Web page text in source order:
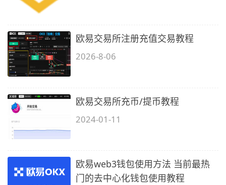
欧易交易所注册充值交易教程
2026-8-06
欧易交易所充币/提币教程
2024-01-11
欧易web3钱包使用方法 当前最热
门的去中心化钱包使用教程